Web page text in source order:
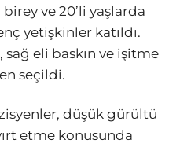
ve 20’li yaşlarda
yetişkinler katıldı.
sağ eli baskın ve işitme
seçildi.
düşük gürültü
etme konusunda